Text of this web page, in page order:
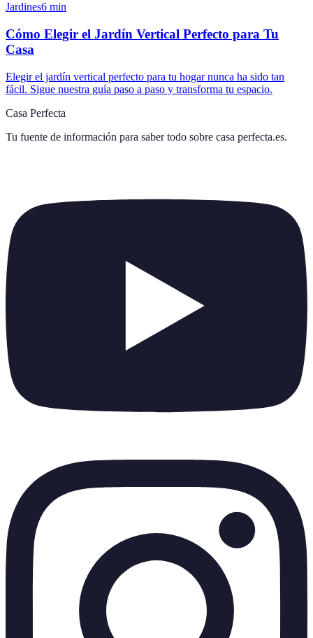
Jardines6 min
Cómo Elegir el Jardín Vertical Perfecto para Tu
Casa
Elegir el jardín vertical perfecto para tu hogar nunca ha sido tan
fácil. Sigue nuestra guía paso a paso y transforma tu espacio.
Casa Perfecta
Tu fuente de información para saber todo sobre casa perfecta.es.